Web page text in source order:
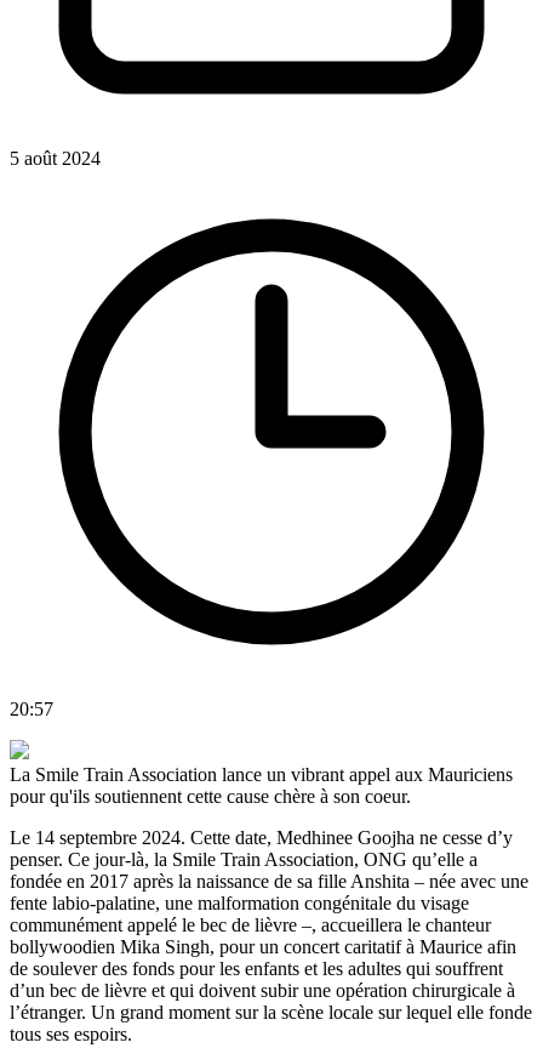
5 août 2024
20:57
La Smile Train Association lance un vibrant appel aux Mauriciens
pour qu'ils soutiennent cette cause chère à son coeur.
Le 14 septembre 2024. Cette date, Medhinee Goojha ne cesse d’y
penser. Ce jour-là, la Smile Train Association, ONG qu’elle a
fondée en 2017 après la naissance de sa fille Anshita – née avec une
fente labio-palatine, une malformation congénitale du visage
communément appelé le bec de lièvre –, accueillera le chanteur
bollywoodien Mika Singh, pour un concert caritatif à Maurice afin
de soulever des fonds pour les enfants et les adultes qui souffrent
d’un bec de lièvre et qui doivent subir une opération chirurgicale à
l’étranger. Un grand moment sur la scène locale sur lequel elle fonde
tous ses espoirs.